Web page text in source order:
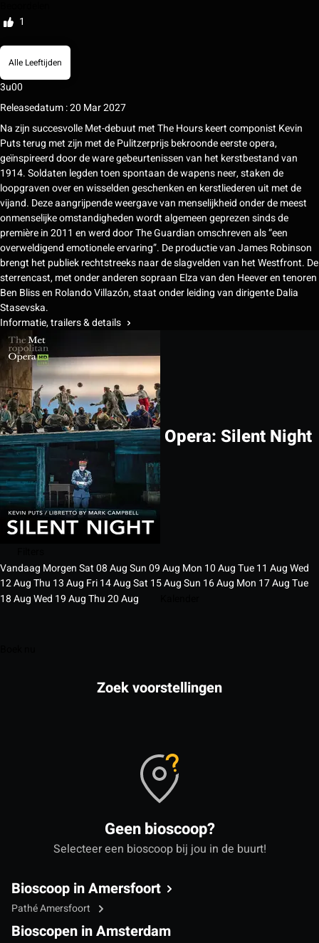
1
Alle Leeftijden
3u00
Releasedatum : 20 Mar 2027
Na zijn succesvolle Met-debuut met The Hours keert componist Kevin
Puts terug met zijn met de Pulitzerprijs bekroonde eerste opera,
geïnspireerd door de ware gebeurtenissen van het kerstbestand van
1914. Soldaten legden toen spontaan de wapens neer, staken de
loopgraven over en wisselden geschenken en kerstliederen uit met de
vijand. Deze aangrijpende weergave van menselijkheid onder de meest
onmenselijke omstandigheden wordt algemeen geprezen sinds de
première in 2011 en werd door The Guardian omschreven als “een
overweldigend emotionele ervaring”. De productie van James Robinson
brengt het publiek rechtstreeks naar de slagvelden van het Westfront. De
sterrencast, met onder anderen sopraan Elza van den Heever en tenoren
Ben Bliss en Rolando Villazón, staat onder leiding van dirigente Dalia
Stasevska.
Informatie, trailers & details
Opera: Silent Night
Vandaag MorgenSat08AugSun09Aug Mon 10AugTue11 AugWed
12AugThu 13Aug Fri14AugSat 15AugSun 16Aug Mon 17AugTue
18AugWed 19AugThu20Aug
Zoek voorstellingen
Geen bioscoop?
Selecteer een bioscoop bij jou in de buurt!
Bioscoop in Amersfoort
Pathé Amersfoort
Bioscopen in Amsterdam